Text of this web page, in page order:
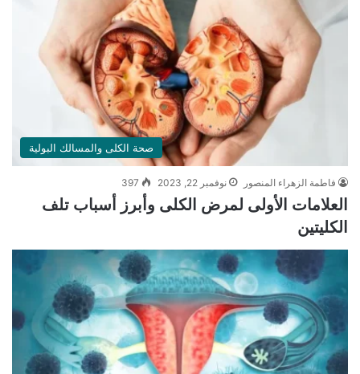
صحة الكلى والمسالك البولية
فاطمة الزهراء المنصور نوفمبر 22, 2023 397
العلامات الأولى لمرض الكلى وأبرز أسباب تلف
الكليتين